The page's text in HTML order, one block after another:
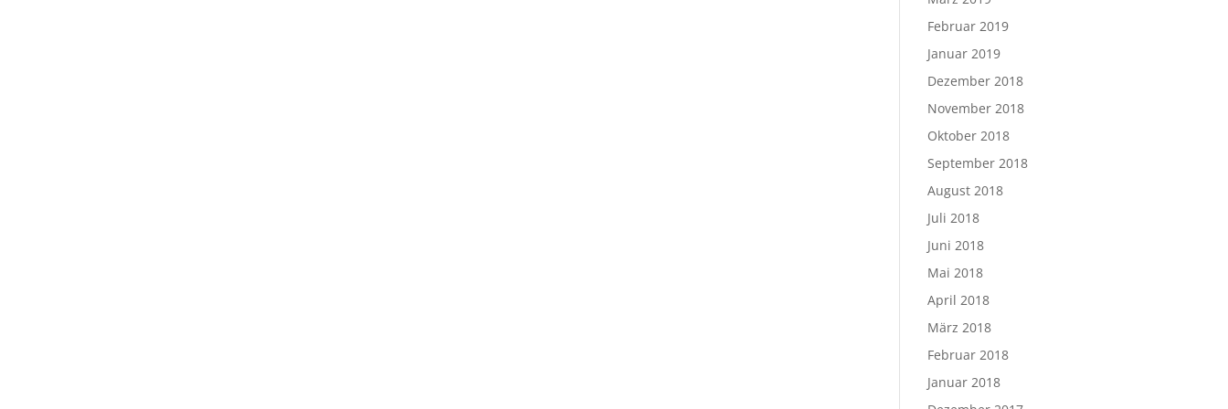
Februar 2019
Januar 2019
Dezember 2018
November 2018
Oktober 2018
September 2018
August 2018
Juli 2018
Juni 2018
Mai 2018
April 2018
März 2018
Februar 2018
Januar 2018